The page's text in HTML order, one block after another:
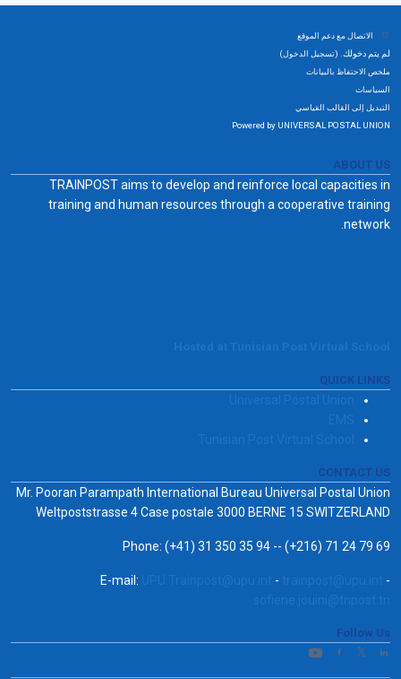
الاتصال مع دعم الموقع
لم يتم دخولك. (تسجيل الدخول)
ملخص الاحتفاظ بالبيانات
السياسات
التبديل إلى القالب القياسي
Powered by UNIVERSAL POSTAL UNION
ABOUT US
TRAINPOST aims to develop and reinforce local capacities in
training and human resources through a cooperative training
network.
QUICK LINKS
CONTACT US
Mr. Pooran Parampath International Bureau Universal Postal Union
Weltpoststrasse 4 Case postale 3000 BERNE 15 SWITZERLAND
Phone: (+41) 31 350 35 94 -- (+216) 71 24 79 69
E-mail: -
-
Follow Us